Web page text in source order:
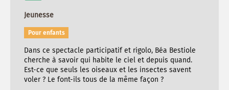
Jeunesse
Pour enfants
Dans ce spectacle participatif et rigolo, Béa Bestiole
cherche à savoir qui habite le ciel et depuis quand.
Est-ce que seuls les oiseaux et les insectes savent
voler ? Le font-ils tous de la même façon ?